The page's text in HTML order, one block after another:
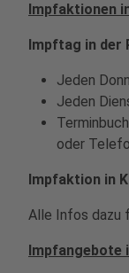
Impfaktionen
Impftag in der
Jeden
Jeden
oder
Impfaktion in
Alle Infos dazu
Impfangebote